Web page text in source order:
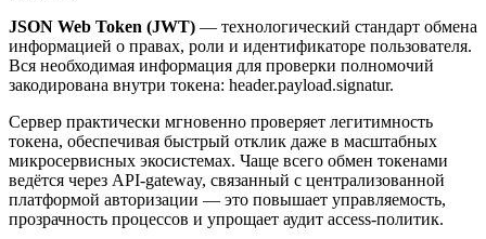
JSON Web Token (JWT) — технологический стандарт обмена
информацией о правах, роли и идентификаторе пользователя.
Вся необходимая информация для проверки полномочий
закодирована внутри токена: header.payload.signatur.
Сервер практически мгновенно проверяет легитимность
токена, обеспечивая быстрый отклик даже в масштабных
микросервисных экосистемах. Чаще всего обмен токенами
ведётся через API-gateway, связанный с централизованной
платформой авторизации — это повышает управляемость,
прозрачность процессов и упрощает аудит access-политик.